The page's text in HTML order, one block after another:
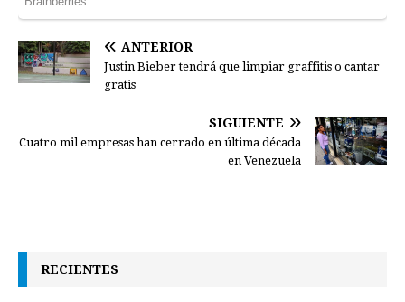
ANTERIOR
Justin Bieber tendrá que limpiar graffitis o cantar
gratis
SIGUIENTE
Cuatro mil empresas han cerrado en última década
en Venezuela
RECIENTES